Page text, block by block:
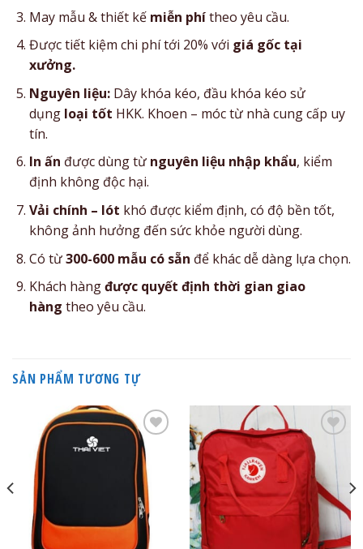
May mẫu & thiết kế miễn phítheo yêu cầu.
Được tiết kiệm chi phí tới 20% với giá gốc tại
xưởng.
Nguyên liệu:Dây khóa kéo, đầu khóa kéo sử
dụngloại tốt HKK. Khoen – móc từ nhà cung cấp uy
tín.
In ấn được dùng từ nguyên liệu nhập khẩu, kiểm
định không độc hại.
Vải chính – lót khó được kiểm định, có độ bền tốt,
không ảnh hưởng đến sức khỏe người dùng.
Có từ300-600 mẫu có sẵn để khác dễ dàng lựa chọn.
Khách hàngđược quyết định thời gian giao
hàng theo yêu cầu.
SẢN PHẨM TƯƠNG TỰ
Add to
Wishlist
Add to
Wishlist